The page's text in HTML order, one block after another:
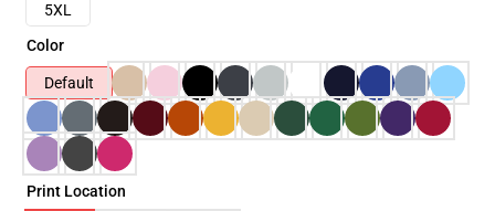
5XL
Color
Default
Print Location